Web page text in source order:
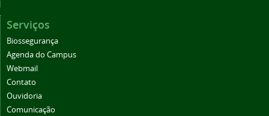
Serviços
Biossegurança
Agenda do Campus
Webmail
Contato
Ouvidoria
Comunicação